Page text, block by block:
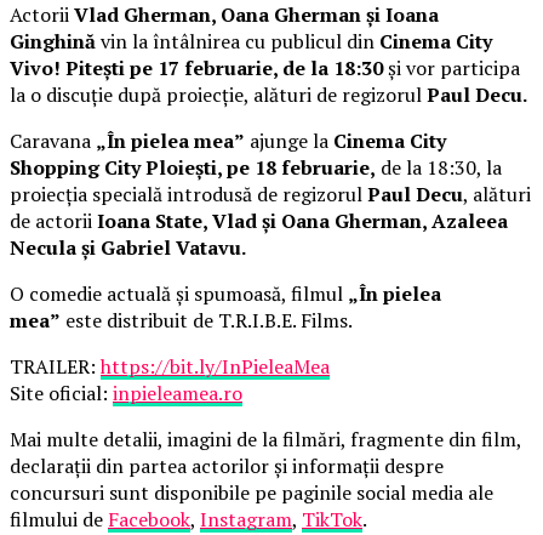
ActoriiVlad Gherman, Oana Gherman și Ioana
Ginghinăvin la întâlnirea cu publicul din Cinema City
Vivo! Pitești pe 17 februarie, de la 18:30și vor participa
la o discuție după proiecție, alături de regizorulPaul Decu.
Caravana „În pielea mea” ajunge la Cinema City
Shopping City Ploiești, pe 18 februarie, de la 18:30, la
proiecția specială introdusă de regizorulPaul Decu, alături
de actoriiIoana State, Vlad și Oana Gherman, Azaleea
Necula și Gabriel Vatavu.
O comedie actuală și spumoasă, filmul „În pielea
mea” este distribuit de T.R.I.B.E. Films.
TRAILER:https://bit.ly/InPieleaMea
Site oficial: inpieleamea.ro
Mai multe detalii, imagini de la filmări, fragmente din film,
declarații din partea actorilor și informații despre
concursuri sunt disponibile pe paginile social media ale
filmului de Facebook, Instagram, TikTok.